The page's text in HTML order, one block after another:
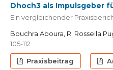
Dhoch3 als Impulsgeber
Ein vergleichender
Bouchra Aboura, R. Rossella
105-112
Praxisbeitrag